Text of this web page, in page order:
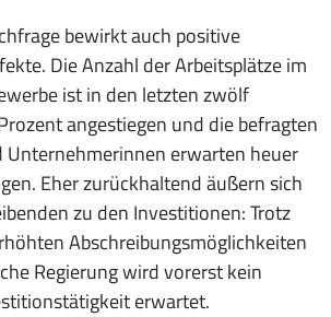
bewirkt auch positive
Die Anzahl der Arbeitsplätze im
ist in den letzten zwölf
angestiegen und die befragten
erwarten heuer
Eher zurückhaltend äußern sich
zu den Investitionen: Trotz
Abschreibungsmöglichkeiten
Regierung wird vorerst kein
erwartet.